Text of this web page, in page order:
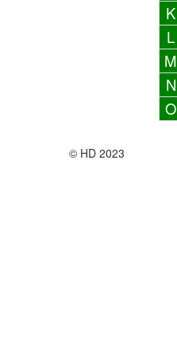
K
L
M
N
O
© HD 2023